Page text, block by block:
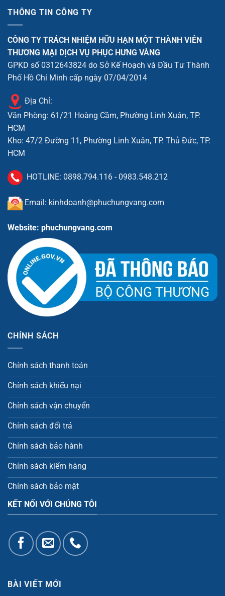
THÔNG TIN CÔNG TY
CÔNG TY TRÁCH NHIỆM HỮU HẠN MỘT THÀNH VIÊN
THƯƠNG MẠI DỊCH VỤ PHỤC HƯNG VÀNG
GPKD số 0312643824 do Sở Kế Hoạch và Đầu Tư Thành
Phố Hồ Chí Minh cấp ngày 07/04/2014
Địa Chỉ:
Văn Phòng: 61/21 Hoàng Cầm, Phường Linh Xuân, TP.
HCM
Kho: 47/2 Đường 11, Phường Linh Xuân, TP. Thủ Đức, TP.
HCM
HOTLINE: 0898.794.116 - 0983.548.212
Email: kinhdoanh@phuchungvang.com
Website: phuchungvang.com
CHÍNH SÁCH
Chính sách thanh toán
Chính sách khiếu nại
Chính sách vận chuyển
Chính sách đổi trả
Chính sách bảo hành
Chính sách kiểm hàng
Chính sách bảo mật
KẾT NỐI VỚI CHÚNG TÔI
BÀI VIẾT MỚI